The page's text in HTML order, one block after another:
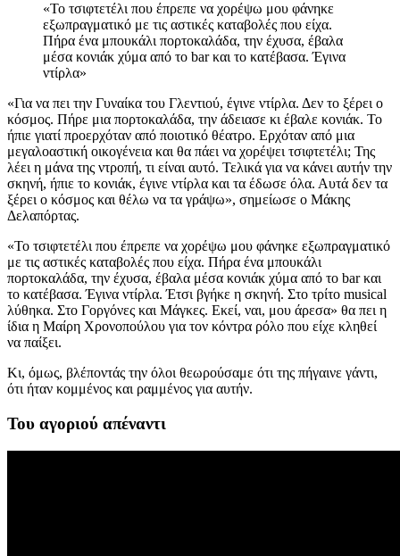
«Το τσιφτετέλι που έπρεπε να χορέψω μου φάνηκε
εξωπραγματικό με τις αστικές καταβολές που είχα.
Πήρα ένα μπουκάλι πορτοκαλάδα, την έχυσα, έβαλα
μέσα κονιάκ χύμα από το bar και το κατέβασα. Έγινα
ντίρλα»
«Για να πει την Γυναίκα του Γλεντιού, έγινε ντίρλα. Δεν το ξέρει ο
κόσμος. Πήρε μια πορτοκαλάδα, την άδειασε κι έβαλε κονιάκ. Το
ήπιε γιατί προερχόταν από ποιοτικό θέατρο. Ερχόταν από μια
μεγαλοαστική οικογένεια και θα πάει να χορέψει τσιφτετέλι; Της
λέει η μάνα της ντροπή, τι είναι αυτό. Τελικά για να κάνει αυτήν την
σκηνή, ήπιε το κονιάκ, έγινε ντίρλα και τα έδωσε όλα. Αυτά δεν τα
ξέρει ο κόσμος και θέλω να τα γράψω», σημείωσε ο Μάκης
Δελαπόρτας.
«Το τσιφτετέλι που έπρεπε να χορέψω μου φάνηκε εξωπραγματικό
με τις αστικές καταβολές που είχα. Πήρα ένα μπουκάλι
πορτοκαλάδα, την έχυσα, έβαλα μέσα κονιάκ χύμα από το bar και
το κατέβασα. Έγινα ντίρλα. Έτσι βγήκε η σκηνή. Στο τρίτο musical
λύθηκα. Στο Γοργόνες και Μάγκες. Εκεί, ναι, μου άρεσα» θα πει η
ίδια η Μαίρη Χρονοπούλου για τον κόντρα ρόλο που είχε κληθεί
να παίξει.
Κι, όμως, βλέποντάς την όλοι θεωρούσαμε ότι της πήγαινε γάντι,
ότι ήταν κομμένος και ραμμένος για αυτήν.
Του αγοριού απέναντι